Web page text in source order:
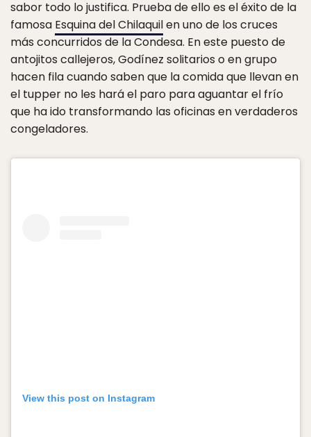
sabor todo lo justifica. Prueba de ello es el éxito de la
famosa Esquina del Chilaquilen uno de los cruces
más concurridos de la Condesa. En este puesto de
antojitos callejeros, Godínez solitarios o en grupo
hacen fila cuando saben que la comida que llevan en
el tupper no les hará el paro para aguantar el frío
que ha ido transformando las oficinas en verdaderos
congeladores.
View this post on Instagram